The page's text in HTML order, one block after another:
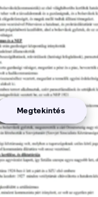
Megtekintés